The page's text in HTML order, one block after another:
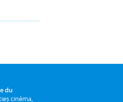
du
cinéma,